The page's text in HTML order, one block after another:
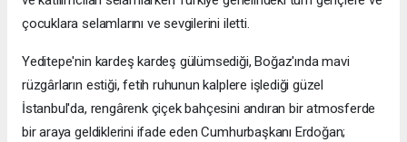
çocuklara selamlarını ve sevgilerini iletti.
Yeditepe'nin kardeş kardeş gülümsediği, Boğaz'ında mavi
rüzgârların estiği, fetih ruhunun kalplere işlediği güzel
İstanbul'da, rengârenk çiçek bahçesini andıran bir atmosferde
bir araya geldiklerini ifade eden Cumhurbaşkanı Erdoğan;